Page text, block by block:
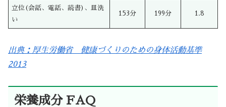
立位(会話、電話、読書)、皿洗
い
153分 199分 1.8
出典：厚生労働省 健康づくりのための身体活動基準
2013
栄養成分 FAQ